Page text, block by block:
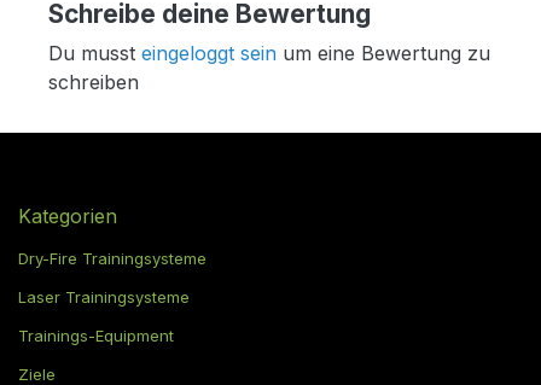
Schreibe deine Bewertung
Du musst eingeloggt sein um eine Bewertung zu
schreiben
Kategorien
Dry-Fire Trainingsysteme
Laser Trainingsysteme
Trainings-Equipment
Ziele